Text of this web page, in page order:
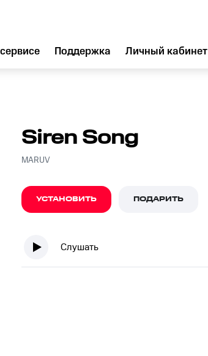
Поддержка Личный кабинет
Siren Song
MARUV
УСТАНОВИТЬ ПОДАРИТЬ
Слушать